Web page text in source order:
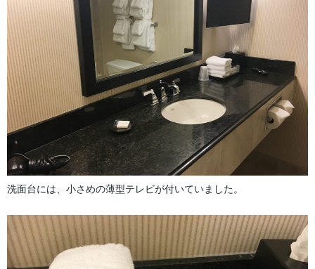
洗面台には、小さめの薄型テレビが付いていました。